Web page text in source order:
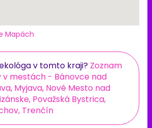
Mapách
v tomto kraji? Zoznam
v mestách - Bánovce nad
Myjava, Nové Mesto nad
Považská Bystrica,
Trenčín